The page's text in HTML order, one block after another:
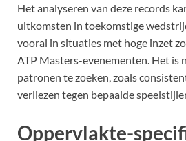
Het analyseren van deze records
uitkomsten in toekomstige
vooral in situaties met hoge inzet
ATP Masters-evenementen. Het is
patronen te zoeken, zoals
verliezen tegen bepaalde
Oppervlakte-